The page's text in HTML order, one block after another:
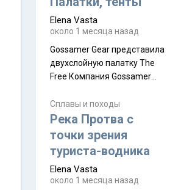
Elena Vasta
около 1 месяца назад
Gossamer Gear представила
двухслойную палатку The
Free Компания Gossamer
туристическую палатку The
Free, которая стала первой
ультралегкой моделью в
ассортименте
производителя. Новинка
получила двухслойную
Сплавы и походы
Река Протва с
точки зрения
туриста-водника
Elena Vasta
около 1 месяца назад